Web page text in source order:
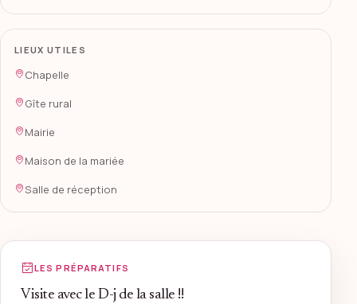
LIEUX UTILES
Chapelle
Gîte rural
Mairie
Maison de la mariée
Salle de réception
LES PRÉPARATIFS
Visite avec le D-j de la salle !!